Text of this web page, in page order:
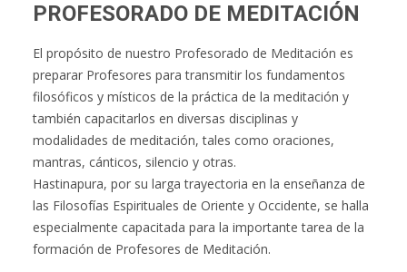
PROFESORADO DE MEDITACIÓN
El propósito de nuestro Profesorado de Meditación es
preparar Profesores para transmitir los fundamentos
filosóficos y místicos de la práctica de la meditación y
también capacitarlos en diversas disciplinas y
modalidades de meditación, tales como oraciones,
mantras, cánticos, silencio y otras.
Hastinapura, por su larga trayectoria en la enseñanza de
las Filosofías Espirituales de Oriente y Occidente, se halla
especialmente capacitada para la importante tarea de la
formación de Profesores de Meditación.